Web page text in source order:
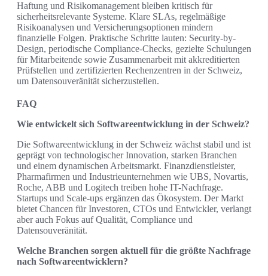
Haftung und Risikomanagement bleiben kritisch für
sicherheitsrelevante Systeme. Klare SLAs, regelmäßige
Risikoanalysen und Versicherungsoptionen mindern
finanzielle Folgen. Praktische Schritte lauten: Security-by-
Design, periodische Compliance-Checks, gezielte Schulungen
für Mitarbeitende sowie Zusammenarbeit mit akkreditierten
Prüfstellen und zertifizierten Rechenzentren in der Schweiz,
um Datensouveränität sicherzustellen.
FAQ
Wie entwickelt sich Softwareentwicklung in der Schweiz?
Die Softwareentwicklung in der Schweiz wächst stabil und ist
geprägt von technologischer Innovation, starken Branchen
und einem dynamischen Arbeitsmarkt. Finanzdienstleister,
Pharmafirmen und Industrieunternehmen wie UBS, Novartis,
Roche, ABB und Logitech treiben hohe IT-Nachfrage.
Startups und Scale-ups ergänzen das Ökosystem. Der Markt
bietet Chancen für Investoren, CTOs und Entwickler, verlangt
aber auch Fokus auf Qualität, Compliance und
Datensouveränität.
Welche Branchen sorgen aktuell für die größte Nachfrage
nach Softwareentwicklern?